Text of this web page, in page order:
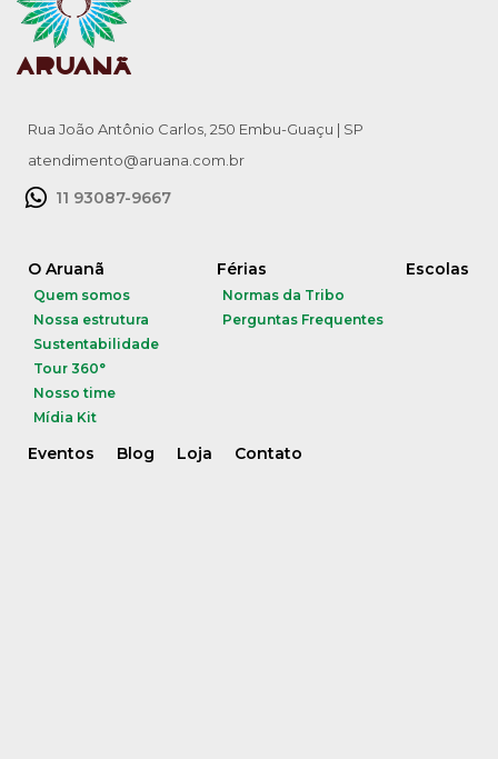
Rua João Antônio Carlos, 250 Embu-Guaçu | SP
atendimento@aruana.com.br
11 93087-9667
O Aruanã
Quem somos
Nossa estrutura
Sustentabilidade
Tour 360°
Nosso time
Mídia Kit
Férias
Normas da Tribo
Perguntas Frequentes
Escolas
Eventos Blog Loja Contato